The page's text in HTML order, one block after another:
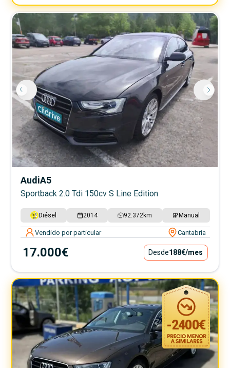
AudiA5
Sportback 2.0 Tdi 150cv S Line Edition
Diésel 2014 92.372 km Manual
Vendido por particular Cantabria
17.000€ Desde188€/mes
-2400€